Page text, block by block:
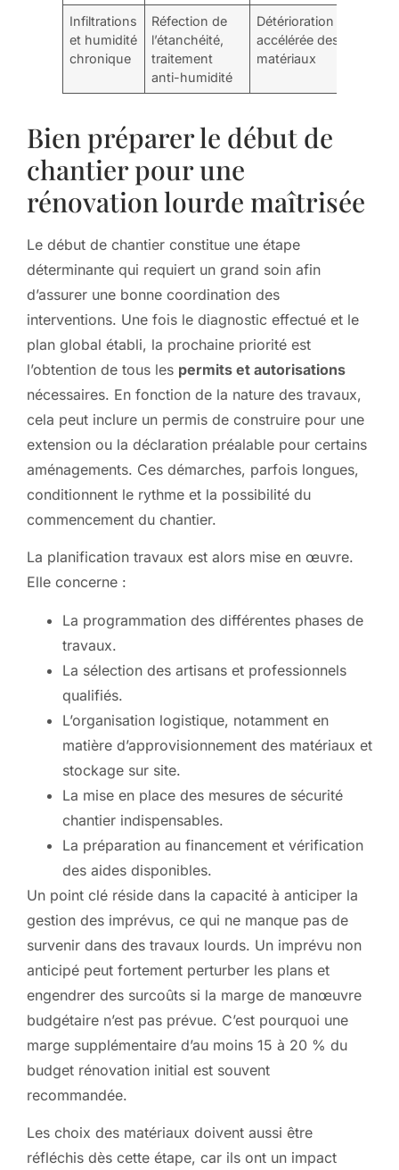
Infiltrations
et humidité
chronique
Réfection de
l’étanchéité,
traitement
anti-humidité
Détérioration
accélérée des
matériaux
Bien préparer le début de
chantier pour une
rénovation lourde maîtrisée
Le début de chantier constitue une étape
déterminante qui requiert un grand soin afin
d’assurer une bonne coordination des
interventions. Une fois le diagnostic effectué et le
plan global établi, la prochaine priorité est
l’obtention de tous les permits et autorisations
nécessaires. En fonction de la nature des travaux,
cela peut inclure un permis de construire pour une
extension ou la déclaration préalable pour certains
aménagements. Ces démarches, parfois longues,
conditionnent le rythme et la possibilité du
commencement du chantier.
La planification travaux est alors mise en œuvre.
Elle concerne :
La programmation des différentes phases de
travaux.
La sélection des artisans et professionnels
qualifiés.
L’organisation logistique, notamment en
matière d’approvisionnement des matériaux et
stockage sur site.
La mise en place des mesures de sécurité
chantier indispensables.
La préparation au financement et vérification
des aides disponibles.
Un point clé réside dans la capacité à anticiper la
gestion des imprévus, ce qui ne manque pas de
survenir dans des travaux lourds. Un imprévu non
anticipé peut fortement perturber les plans et
engendrer des surcoûts si la marge de manœuvre
budgétaire n’est pas prévue. C’est pourquoi une
marge supplémentaire d’au moins 15 à 20 % du
budget rénovation initial est souvent
recommandée.
Les choix des matériaux doivent aussi être
réfléchis dès cette étape, car ils ont un impact